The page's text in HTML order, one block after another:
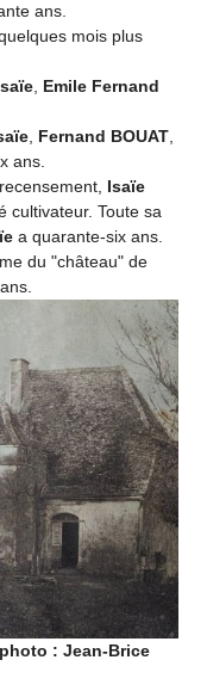
ans.
mois plus
, Emile Fernand
, Fernand BOUAT,
ans.
Isaïe
cultivateur. Toute sa
a quarante-six ans.
du "château" de
: Jean-Brice